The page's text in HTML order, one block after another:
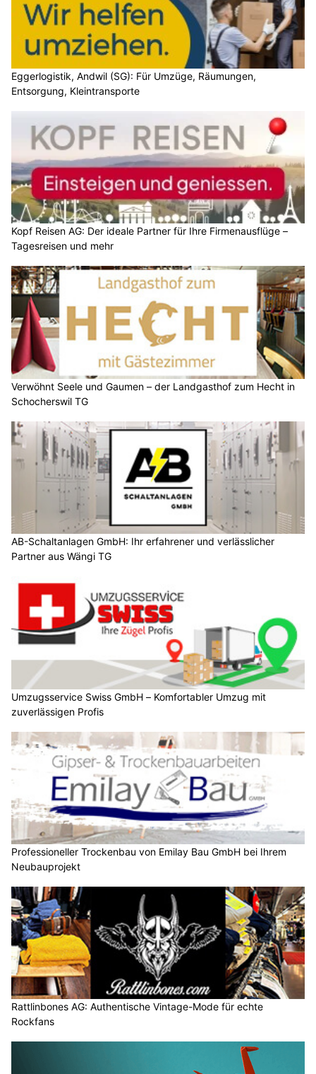
Eggerlogistik, Andwil (SG): Für Umzüge, Räumungen,
Entsorgung, Kleintransporte
Kopf Reisen AG: Der ideale Partner für Ihre Firmenausflüge –
Tagesreisen und mehr
Verwöhnt Seele und Gaumen – der Landgasthof zum Hecht in
Schocherswil TG
AB-Schaltanlagen GmbH: Ihr erfahrener und verlässlicher
Partner aus Wängi TG
Umzugsservice Swiss GmbH – Komfortabler Umzug mit
zuverlässigen Profis
Professioneller Trockenbau von Emilay Bau GmbH bei Ihrem
Neubauprojekt
Rattlinbones AG: Authentische Vintage-Mode für echte
Rockfans